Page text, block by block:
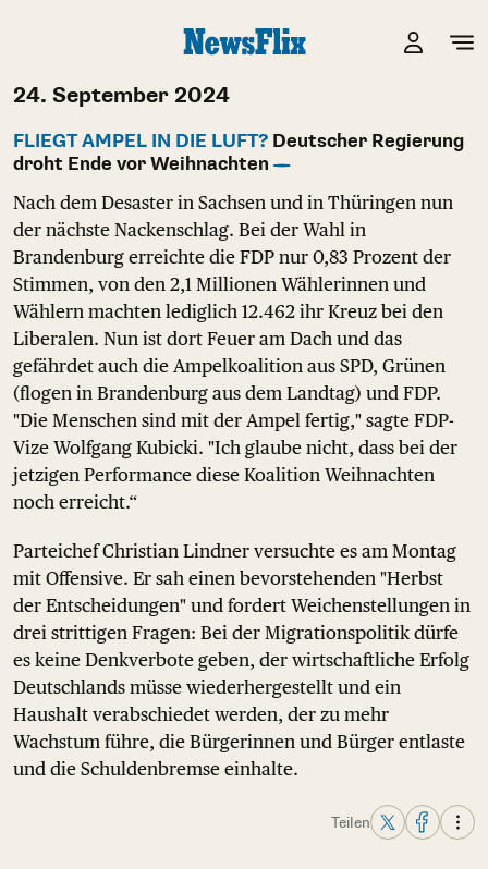
24. September 2024
FLIEGT AMPEL IN DIE LUFT? Deutscher Regierung
droht Ende vor Weihnachten
Nach dem Desaster in Sachsen und in Thüringen nun
der nächste Nackenschlag. Bei der Wahl in
Brandenburg erreichte die FDP nur 0,83 Prozent der
Stimmen, von den 2,1 Millionen Wählerinnen und
Wählern machten lediglich 12.462 ihr Kreuz bei den
Liberalen. Nun ist dort Feuer am Dach und das
gefährdet auch die Ampelkoalition aus SPD, Grünen
(flogen in Brandenburg aus dem Landtag) und FDP.
"Die Menschen sind mit der Ampel fertig," sagte FDP-
Vize Wolfgang Kubicki. "Ich glaube nicht, dass bei der
jetzigen Performance diese Koalition Weihnachten
noch erreicht.“
Parteichef Christian Lindner versuchte es am Montag
mit Offensive. Er sah einen bevorstehenden "Herbst
der Entscheidungen" und fordert Weichenstellungen in
drei strittigen Fragen: Bei der Migrationspolitik dürfe
es keine Denkverbote geben, der wirtschaftliche Erfolg
Deutschlands müsse wiederhergestellt und ein
Haushalt verabschiedet werden, der zu mehr
Wachstum führe, die Bürgerinnen und Bürger entlaste
und die Schuldenbremse einhalte.
Teilen